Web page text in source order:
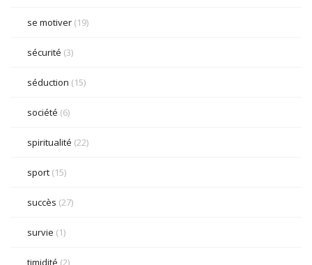
se motiver (19)
sécurité (3)
séduction (15)
société (6)
spiritualité (22)
sport (15)
succès (27)
survie (1)
timidité (2)